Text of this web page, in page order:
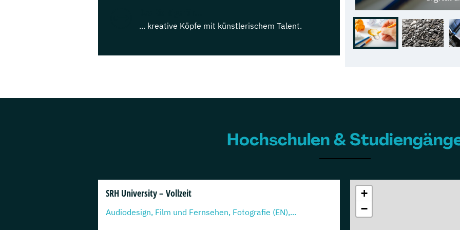
... kreative Köpfe mit künstlerischem Talent.
Hochschulen &
SRH University – Vollzeit
Audiodesign, Film und Fernsehen, Fotografie (EN),...
+
−